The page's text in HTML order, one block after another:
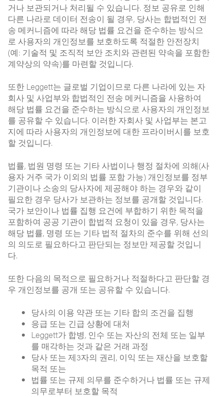
거나 보관되거나 처리될 수 있습니다. 정보 공유로 인해
다른 나라로 데이터 전송이 될 경우, 당사는 합법적인 전
송 메커니즘에 따라 해당 법률 요건을 준수하는 방식으
로 사용자의 개인정보를 보호하도록 적절한 안전장치
(예: 기술적 및 조직적 보안 조치와 관련된 약속을 포함한
계약상의 약속)를 마련할 것입니다.
또한 Leggett는 글로벌 기업이므로 다른 나라에 있는 자
회사 및 사업부와 합법적인 전송 메커니즘을 사용하여
해당 법률 요건을 준수하는 방식으로 사용자의 개인정보
를 공유할 수 있습니다. 이러한 자회사 및 사업부는 본고
지에 따라 사용자의 개인정보에 대한 프라이버시를 보호
할 것입니다.
법률, 법원 명령 또는 기타 사법이나 행정 절차에 의해(사
용자 거주 국가 이외의 법률 포함 가능) 개인정보를 정부
기관이나 소송의 당사자에 제공해야 하는 경우와 같이
필요한 경우 당사가 보관하는 정보를 공개할 것입니다.
국가 보안이나 법률 집행 요건에 부합하기 위한 목적을
포함하여 공공 기관이 합법적 요청이 있을 경우, 당사는
해당 법률, 명령 또는 기타 법적 절차의 준수를 위해 선의
의 의도로 필요하다고 판단되는 정보만 제공할 것입니
다.
또한 다음의 목적으로 필요하거나 적절하다고 판단할 경
우 개인정보를 공개 또는 공유할 수 있습니다.
당사의 이용 약관 또는 기타 합의 조건을 집행
응급 또는 긴급 상황에 대처
Leggett가 합병, 인수 또는 자산의 전체 또는 일부
를 매각하는 것과 같은 거래 과정
당사 또는 제3자의 권리, 이익 또는 재산을 보호할
목적 또는
법률 또는 규제 의무를 준수하거나 법률 또는 규제
의무로부터 보호할 목적